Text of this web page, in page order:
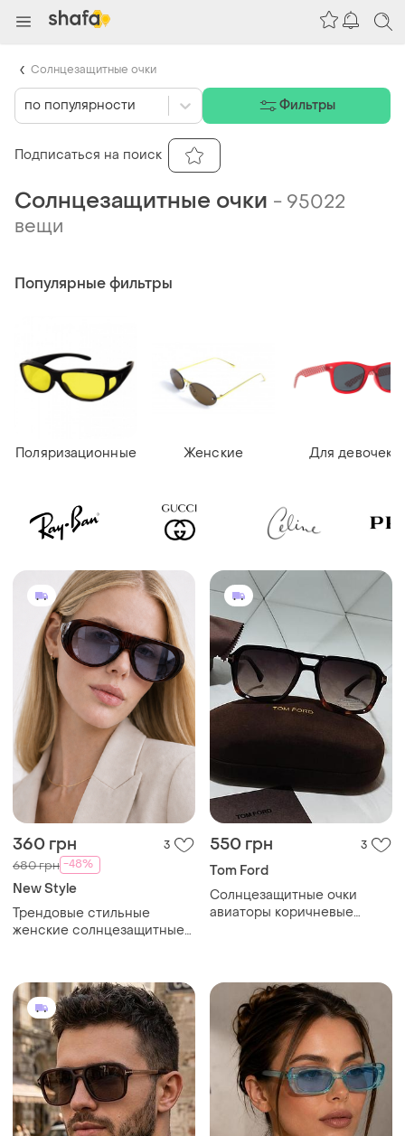
Солнцезащитные очки - 95022
вещи
360 грн 3
680 грн -48%
New Style
Трендовые стильные
женские солнцезащитные
550 грн 3
Tom Ford
Солнцезащитные очки
авиаторы коричневые
Популярные фильтры
Поляризационные Женские Для девочек
по популярности Фильтры
Подписаться на поиск
Солнцезащитные очки